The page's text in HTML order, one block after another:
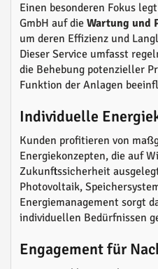
Einen besonderen Fokus
GmbH auf die Wartung und
um deren Effizienz und
Dieser Service umfasst
die Behebung potenzieller
Funktion der Anlagen
Individuelle
Kunden profitieren von
Energiekonzepten, die auf
Zukunftssicherheit
Photovoltaik,
Energiemanagement sorgt
individuellen Bedürfnissen
Engagement für